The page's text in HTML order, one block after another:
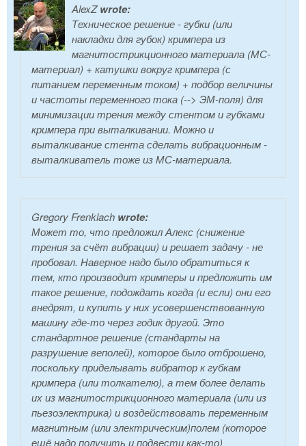
AlexZwrote:
Техническое решение - губки (или
накладки для губок) кримпера из
магнитострикционного материала (МС-
материал) + катушки вокруг кримпера (с
питанием переменным током) + подбор величины
и частоты переменного тока (--> ЭМ-поля) для
минимизации трения между стентом и губками
кримпера при выталкивании. Можно и
выталкивание стента сделать вибрационным -
выталкиватель тоже из МС-материала.
Gregory Frenklach wrote:
Может то, что предложил Алекс (снижение
трения за счёт вибрации) и решает задачу - не
пробовал. Наверное надо было обратиться к
тем, кто производит кримперы и предложить им
такое решение, подождать когда (и если) они его
внедрят, и купить у них усовершенствованную
машину где-то через годик другой. Это
стандартное решение (стандарты на
разрушение веполей), которое было отброшено,
поскольку приделывать вибратор к губкам
кримпера (или толкателю), а тем более делать
их из магнитострикционного материала (или из
пьезоэлектрика) и воздействовать переменным
магнитным (или электрическим)полем (которое
ещё надо получить и подвести как-то)